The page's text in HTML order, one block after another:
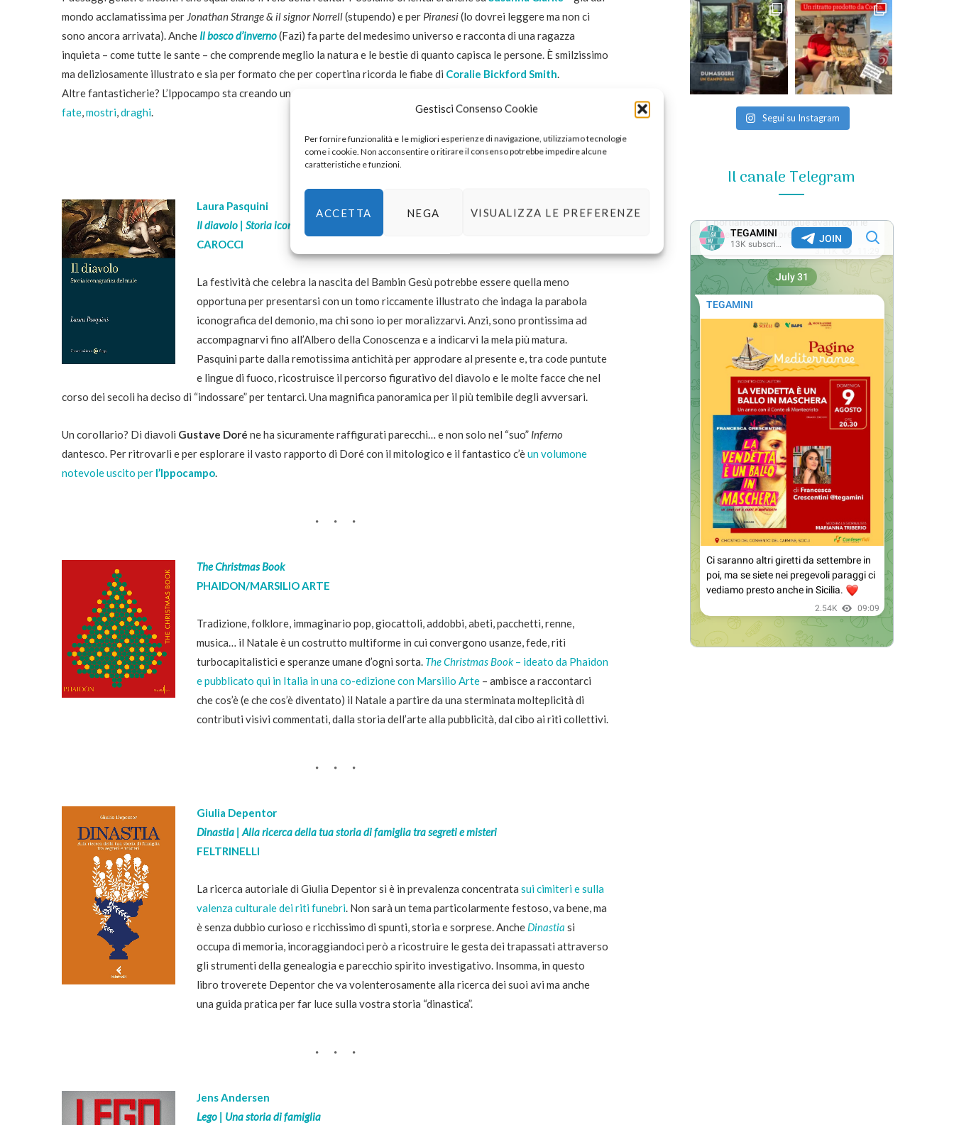
Gestisci Consenso Cookie
Per fornire funzionalità e le migliori esperienze di navigazione, utilizziamo tecnologie
come i cookie. Non acconsentire o ritirare il consenso potrebbe impedire alcune
caratteristiche e funzioni.
ACCETTA NEGA VISUALIZZA LE PREFERENZE
mondo acclamatissima per Jonathan Strange & il signor Norrell(stupendo) e per Piranesi(lo dovrei leggere ma non ci
sono ancora arrivata). Anche Il bosco d’inverno(Fazi) fa parte del medesimo universo e racconta di una ragazza
inquieta – come tutte le sante – che comprende meglio la natura e le bestie di quanto capisca le persone. È smilzissimo
ma deliziosamente illustrato e sia per formato che per copertina ricorda le fiabe di Coralie Bickford Smith.
Altre fantasticherie? L’Ippocampo sta creando una mini-collana illustrata per mappare le entità leggendarie:
fate,mostri,draghi.
Laura Pasquini
Il diavolo | Storia iconografica del male
CAROCCI
La festività che celebra la nascita del Bambin Gesù potrebbe essere quella meno
opportuna per presentarsi con un tomo riccamente illustrato che indaga la parabola
iconografica del demonio, ma chi sono io per moralizzarvi. Anzi, sono prontissima ad
accompagnarvi fino all’Albero della Conoscenza e a indicarvi la mela più matura.
Pasquini parte dalla remotissima antichità per approdare al presente e, tra code puntute
e lingue di fuoco, ricostruisce il percorso figurativo del diavolo e le molte facce che nel
corso dei secoli ha deciso di “indossare” per tentarci. Una magnifica panoramica per il più temibile degli avversari.
Un corollario? Di diavoli Gustave Doré ne ha sicuramente raffigurati parecchi… e non solo nel “suo” Inferno
dantesco. Per ritrovarli e per esplorare il vasto rapporto di Doré con il mitologico e il fantastico c’èun volumone
notevole uscito per l’Ippocampo.
The Christmas Book
PHAIDON/MARSILIO ARTE
Tradizione, folklore, immaginario pop, giocattoli, addobbi, abeti, pacchetti, renne,
musica… il Natale è un costrutto multiforme in cui convergono usanze, fede, riti
turbocapitalistici e speranze umane d’ogni sorta. The Christmas Book – ideato da Phaidon
e pubblicato qui in Italia in una co-edizione con Marsilio Arte – ambisce a raccontarci
che cos’è (e che cos’è diventato) il Natale a partire da una sterminata molteplicità di
contributi visivi commentati, dalla storia dell’arte alla pubblicità, dal cibo ai riti collettivi.
Giulia Depentor
Dinastia | Alla ricerca della tua storia di famiglia tra segreti e misteri
FELTRINELLI
La ricerca autoriale di Giulia Depentor si è in prevalenza concentrata sui cimiteri e sulla
valenza culturale dei riti funebri. Non sarà un tema particolarmente festoso, va bene, ma
è senza dubbio curioso e ricchissimo di spunti, storia e sorprese. Anche Dinastia si
occupa di memoria, incoraggiandoci però a ricostruire le gesta dei trapassati attraverso
gli strumenti della genealogia e parecchio spirito investigativo. Insomma, in questo
libro troverete Depentor che va volenterosamente alla ricerca dei suoi avi ma anche
una guida pratica per far luce sulla vostra storia “dinastica”.
Jens Andersen
Lego | Una storia di famiglia
Segui su Instagram
Il canale Telegram